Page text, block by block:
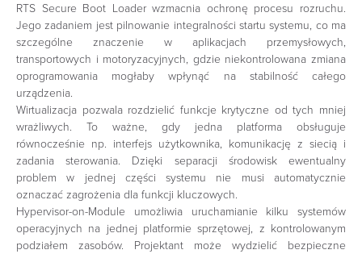
RTS Secure Boot Loader wzmacnia ochronę procesu rozruchu.
Jego zadaniem jest pilnowanie integralności startu systemu, co ma
szczególne znaczenie w aplikacjach przemysłowych,
transportowych i motoryzacyjnych, gdzie niekontrolowana zmiana
oprogramowania mogłaby wpłynąć na stabilność całego
urządzenia.
Wirtualizacja pozwala rozdzielić funkcje krytyczne od tych mniej
wrażliwych. To ważne, gdy jedna platforma obsługuje
równocześnie np. interfejs użytkownika, komunikację z siecią i
zadania sterowania. Dzięki separacji środowisk ewentualny
problem w jednej części systemu nie musi automatycznie
oznaczać zagrożenia dla funkcji kluczowych.
Hypervisor-on-Module umożliwia uruchamianie kilku systemów
operacyjnych na jednej platformie sprzętowej, z kontrolowanym
podziałem zasobów. Projektant może wydzielić bezpieczne